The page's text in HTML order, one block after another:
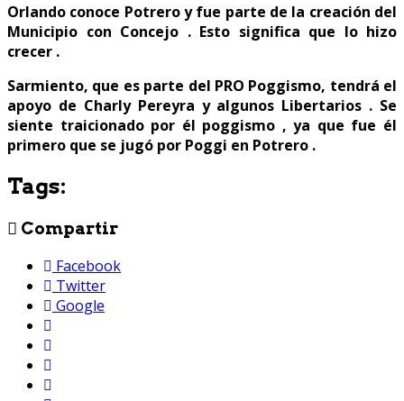
Orlando conoce Potrero y fue parte de la creación del
Municipio con Concejo . Esto significa que lo hizo
crecer .
Sarmiento, que es parte del PRO Poggismo, tendrá el
apoyo de Charly Pereyra y algunos Libertarios . Se
siente traicionado por él poggismo , ya que fue él
primero que se jugó por Poggi en Potrero .
Tags:
Compartir
Facebook
Twitter
Google